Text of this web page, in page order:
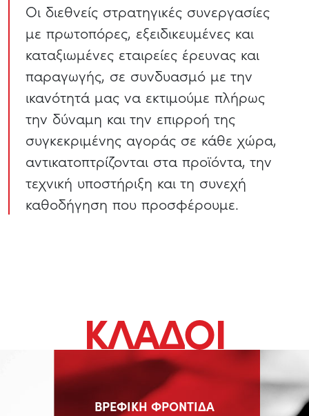
Οι διεθνείς στρατηγικές συνεργασίες
με πρωτοπόρες, εξειδικευμένες και
καταξιωμένες εταιρείες έρευνας και
παραγωγής, σε συνδυασμό με την
ικανότητά μας να εκτιμούμε πλήρως
την δύναμη και την επιρροή της
συγκεκριμένης αγοράς σε κάθε χώρα,
αντικατοπτρίζονται στα προϊόντα, την
τεχνική υποστήριξη και τη συνεχή
καθοδήγηση που προσφέρουμε.
ΚΛΑΔΟΙ
ΒΡΕΦΙΚΗ ΦΡΟΝΤΙΔΑ